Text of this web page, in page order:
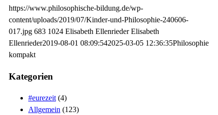
https://www.philosophische-bildung.de/wp-
content/uploads/2019/07/Kinder-und-Philosophie-240606-
017.jpg 683 1024 Elisabeth Ellenrieder Elisabeth
Ellenrieder2019-08-01 08:09:542025-03-05 12:36:35Philosophie
kompakt
Kategorien
#eurezeit (4)
Allgemein (123)